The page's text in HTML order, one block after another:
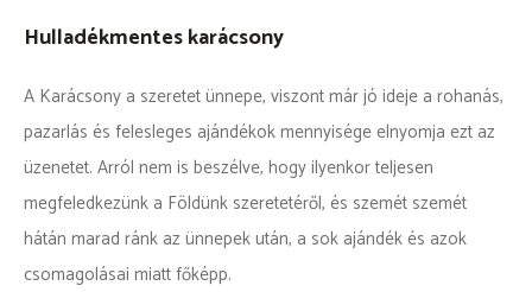
Hulladékmentes karácsony
A Karácsony a szeretet ünnepe, viszont már jó ideje a rohanás,
pazarlás és felesleges ajándékok mennyisége elnyomja ezt az
üzenetet. Arról nem is beszélve, hogy ilyenkor teljesen
megfeledkezünk a Földünk szeretetéről, és szemét szemét
hátán marad ránk az ünnepek után, a sok ajándék és azok
csomagolásai miatt főképp.